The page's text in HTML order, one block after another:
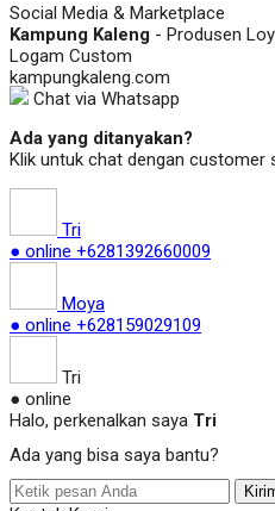
Social Media & Marketplace
Kampung Kaleng - Produsen
Logam Custom
kampungkaleng.com
Chat via Whatsapp
Ada yang ditanyakan?
Klik untuk chat dengan customer
Tri
● online +6281392660009
Moya
● online +628159029109
Tri
● online
Halo, perkenalkan saya Tri
Ada yang bisa saya bantu?